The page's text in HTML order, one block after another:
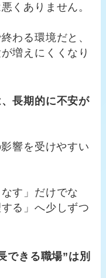
くありません。
わる環境だと、
増えにくくなり
長期的に不安が
響を受けやすい
す」だけでな
る」へ少しずつ
できる職場”は別